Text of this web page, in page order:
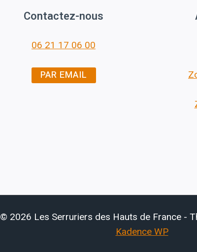
Contactez-nous
06 21 17 06 00
PAR EMAIL
© 2026 Les Serruriers des Hauts de France -
Kadence WP